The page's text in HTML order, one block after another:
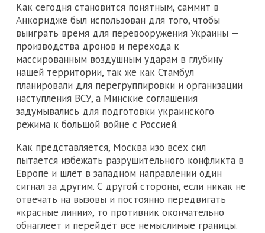
Как сегодня становится понятным, саммит в
Анкоридже был использован для того, чтобы
выиграть время для перевооружения Украины —
производства дронов и перехода к
массированным воздушным ударам в глубину
нашей территории, так же как Стамбул
планировали для перегруппировки и организации
наступления ВСУ, а Минские соглашения
задумывались для подготовки украинского
режима к большой войне с Россией.
Как представляется, Москва изо всех сил
пытается избежать разрушительного конфликта в
Европе и шлёт в западном направлении один
сигнал за другим. С другой стороны, если никак не
отвечать на вызовы и постоянно передвигать
«красные линии», то противник окончательно
обнаглеет и перейдёт все немыслимые границы.